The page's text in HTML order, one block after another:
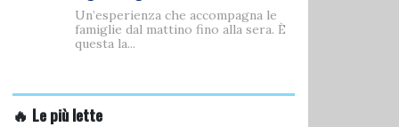
Un’esperienza che accompagna le
famiglie dal mattino fino alla sera. È
questa la...
🔥 Le più lette